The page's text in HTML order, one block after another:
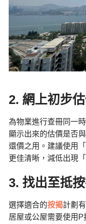
2. 網上初步
為物業進行查冊同一
顯示出來的估價是否
還價之用。建議使用
更佳清晰，減低出現
3. 找出至抵
選擇適合的按揭計劃
居屋或公屋需要使用